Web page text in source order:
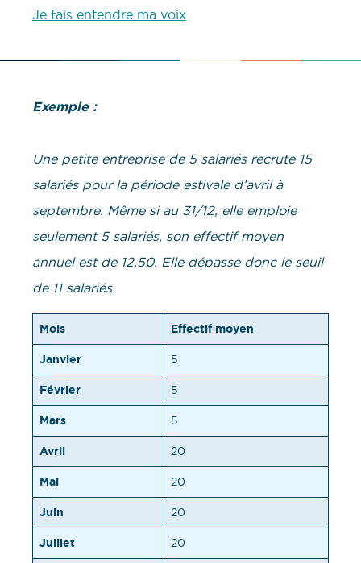
Je fais entendre ma voix
Exemple :
Une petite entreprise de 5 salariés recrute 15
salariés pour la période estivale d’avril à
septembre. Même si au 31/12, elle emploie
seulement 5 salariés, son effectif moyen
annuel est de 12,50. Elle dépasse donc le seuil
de 11 salariés.
Mois
Effectif moyen
Janvier
5
Février 5
Mars 5
Avril 20
Mai 20
Juin 20
Juillet 20